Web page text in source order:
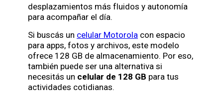
desplazamientos más fluidos y autonomía
para acompañar el día.
Si buscás un celular Motorola con espacio
para apps, fotos y archivos, este modelo
ofrece 128 GB de almacenamiento. Por eso,
también puede ser una alternativa si
necesitás un celular de 128 GB para tus
actividades cotidianas.